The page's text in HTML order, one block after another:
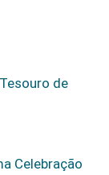
de
Celebração